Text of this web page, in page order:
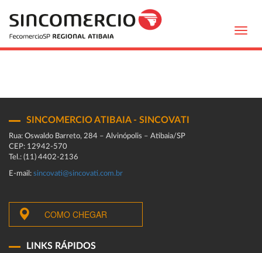
SINCOMERCIO ATIBAIA - SINCOVATI
Rua: Oswaldo Barreto, 284 – Alvinópolis – Atibaia/SP
CEP: 12942-570
Tel.: (11) 4402-2136
E-mail: sincovati@sincovati.com.br
COMO CHEGAR
LINKS RÁPIDOS